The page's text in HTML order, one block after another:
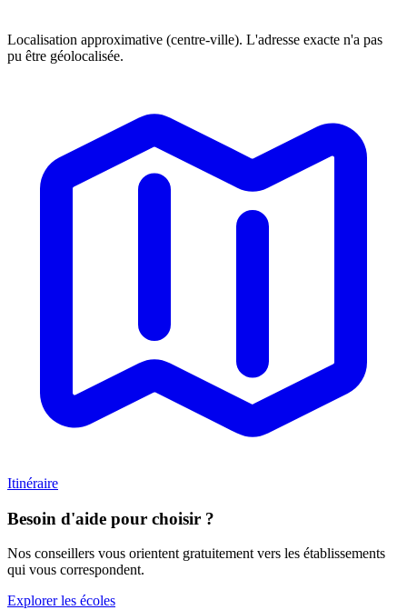
Localisation approximative (centre-ville). L'adresse exacte n'a pas
pu être géolocalisée.
Itinéraire
Besoin d'aide pour choisir ?
Nos conseillers vous orientent gratuitement vers les établissements
qui vous correspondent.
Explorer les écoles